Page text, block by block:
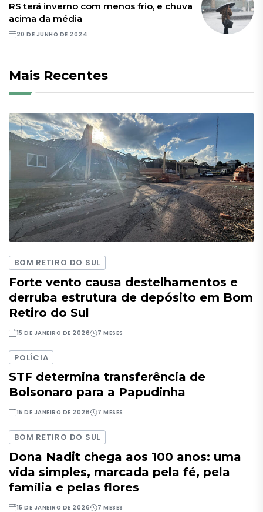
RS terá inverno com menos frio, e chuva
acima da média
20 DE JUNHO DE 2024
Mais Recentes
BOM RETIRO DO SUL
Forte vento causa destelhamentos e
derruba estrutura de depósito em Bom
Retiro do Sul
15 DE JANEIRO DE 2026 7 MESES
POLÍCIA
STF determina transferência de
Bolsonaro para a Papudinha
15 DE JANEIRO DE 2026 7 MESES
BOM RETIRO DO SUL
Dona Nadit chega aos 100 anos: uma
vida simples, marcada pela fé, pela
família e pelas flores
15 DE JANEIRO DE 2026 7 MESES